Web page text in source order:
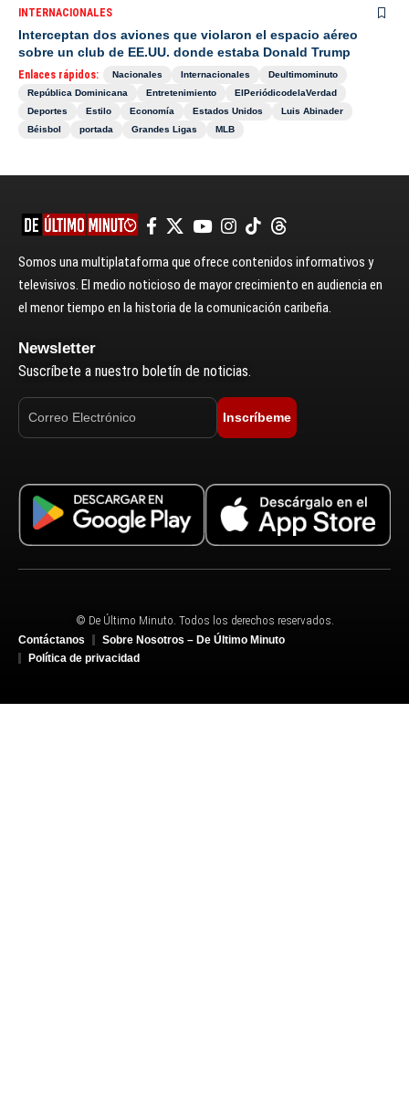
INTERNACIONALES
Interceptan dos aviones que violaron el espacio aéreo
sobre un club de EE.UU. donde estaba Donald Trump
Enlaces rápidos: Nacionales Internacionales
Deultimominuto
República Dominicana
Entretenimiento
ElPeriódicodelaVerdad
Deportes
Estilo Economía Estados Unidos
Luis Abinader
Béisbol
portada Grandes Ligas MLB
Somos una multiplataforma que ofrece contenidos informativos y
televisivos. El medio noticioso de mayor crecimiento en audiencia en
el menor tiempo en la historia de la comunicación caribeña.
Newsletter
Suscríbete a nuestro boletín de noticias.
Inscríbeme
© De Último Minuto. Todos los derechos reservados.
Contáctanos
Sobre Nosotros – De Último Minuto
Política de privacidad